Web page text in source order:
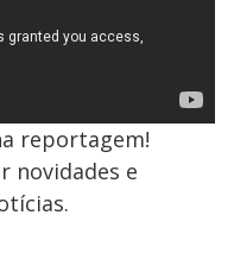
reportagem!
novidades e